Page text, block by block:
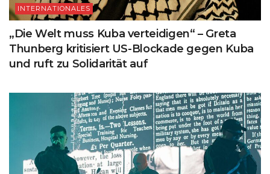
INTERNATIONALES
„Die Welt muss Kuba verteidigen“ – Greta
Thunberg kritisiert US-Blockade gegen Kuba
und ruft zu Solidarität auf